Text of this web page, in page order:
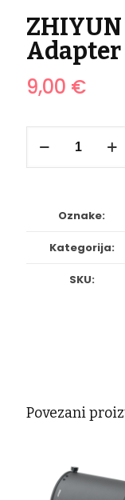
Adapter
9,00 €
torba
količina
Oznake:
Kategorija:
SKU:
Povezani